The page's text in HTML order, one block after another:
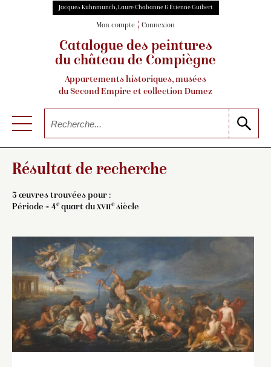
Jacques Kuhnmunch, Laure Chabanne & Étienne Guibert
Mon compte Connexion
Catalogue des peintures
du château de Compiègne
Appartements historiques, musées
du Second Empire et collection Dumez
Résultat de recherche
3 œuvres trouvées pour :
Période = 4e quart duxviie siècle